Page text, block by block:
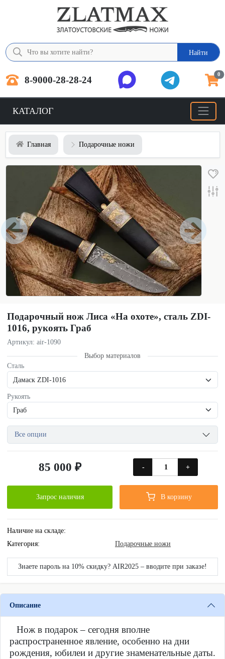
Найти
8-9000-28-28-24 0
КАТАЛОГ
Главная Подарочные ножи
Подарочный нож Лиса «На охоте», сталь ZDI-
1016, рукоять Граб
Артикул: air-1090
Выбор материалов
Сталь
Рукоять
Все опции
85 000 ₽ - +
Запрос наличия В корзину
Наличие на складе:
Категория:
Подарочные ножи
Знаете пароль на 10% скидку? AIR2025 – вводите при заказе!
Описание
Нож в подарок ‒ сегодня вполне
распространенное явление, особенно на дни
рождения, юбилеи и другие знаменательные даты.